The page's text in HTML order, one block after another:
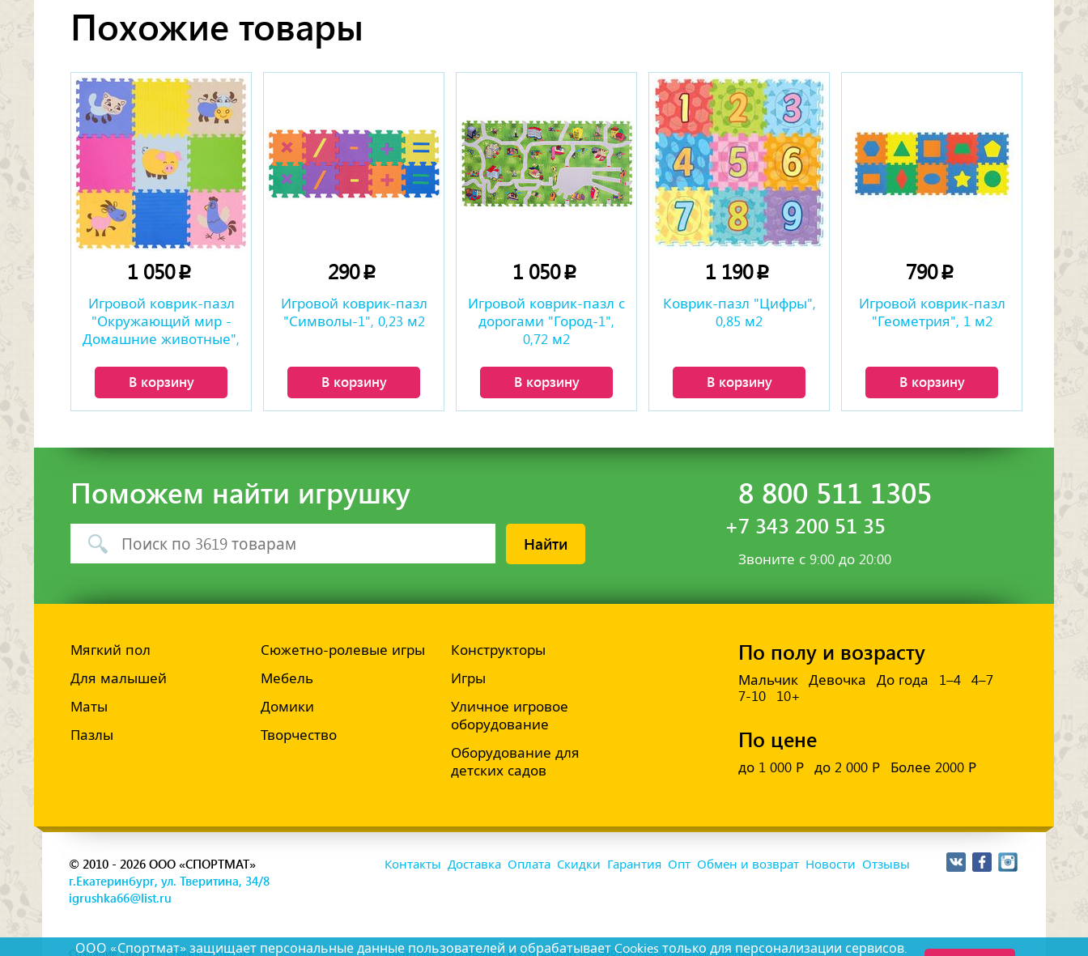
Похожие товары
1 050p
Игровой коврик-пазл
"Окружающий мир -
Домашние животные",
В корзину
290p
Игровой коврик-пазл
"Символы-1", 0,23 м2
В корзину
1 050p
Игровой коврик-пазл с
дорогами "Город-1",
0,72 м2
В корзину
1 190p
Коврик-пазл "Цифры",
0,85 м2
В корзину
790p
Игровой коврик-пазл
"Геометрия", 1 м2
В корзину
8 800 511 1305
+7 343 200 51 35
Звоните с 9:00 до 20:00
Поможем найти игрушку
Найти
По полу и возрасту
Мальчик Девочка До года 1–4
4–7
7-10
10+
По цене
до 1 000 Р до 2 000 Р Более 2000 Р
Мягкий пол
Для малышей
Маты
Пазлы
Сюжетно-ролевые игры
Мебель
Домики
Творчество
Конструкторы
Игры
Уличное игровое
оборудование
Оборудование для
детских садов
© 2010 - 2026 ООО «СПОРТМАТ»
г.Екатеринбург, ул. Тверитина, 34/8
igrushka66@list.ru
Контакты Доставка Оплата Скидки Гарантия Опт Обмен и возврат Новости Отзывы
Создание сайта —Студия «Adwant» Политика организации в отношении обработки персональных данных на сайте
ООО «Спортмат» защищает персональные данные пользователей и обрабатывает Cookies только для персонализации сервисов.